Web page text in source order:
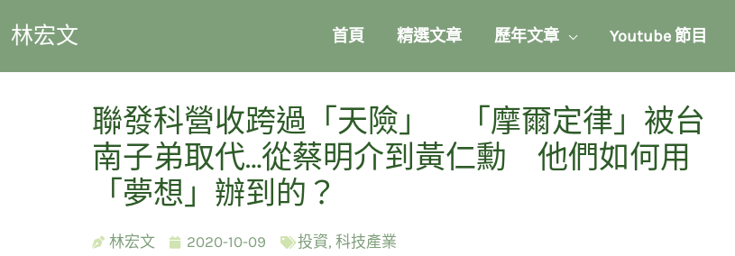
林宏文 首頁 精選文章 歷年文章 Youtube 節目
聯發科營收跨過「天險」 「摩爾定律」被台
南子弟取代…從蔡明介到黃仁勳 他們如何用
「夢想」辦到的？
林宏文 2020-10-09 投資, 科技產業